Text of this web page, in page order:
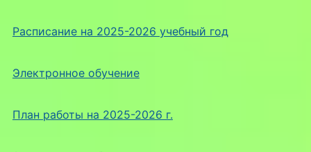
Расписание на 2025-2026 учебный год
Электронное обучение
План работы на 2025-2026 г.